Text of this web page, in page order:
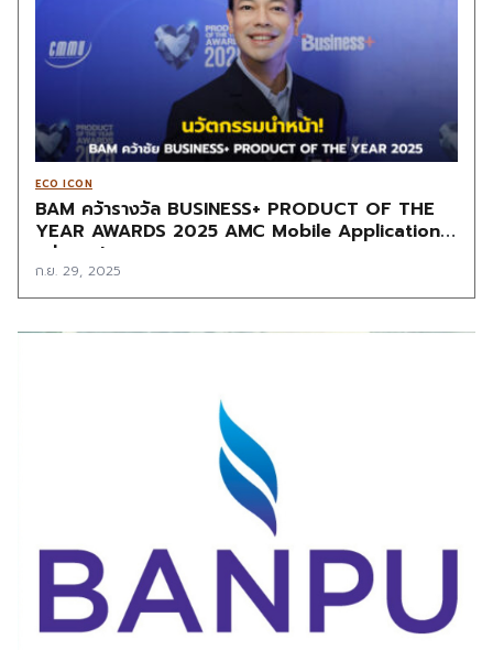
ECO ICON
BAM คว้ารางวัล BUSINESS+ PRODUCT OF THE
YEAR AWARDS 2025 AMC Mobile Application
แห่งแรก!
ก.ย. 29, 2025